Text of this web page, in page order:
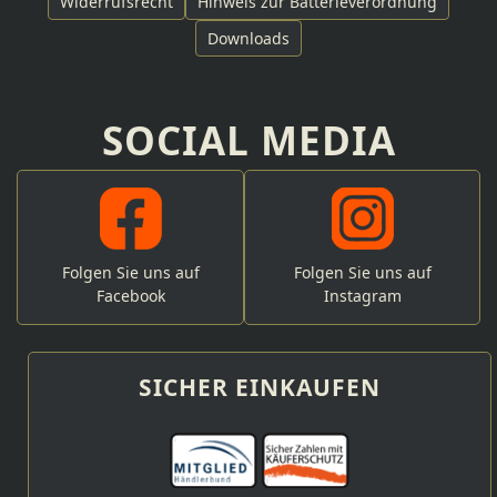
Downloads
SOCIAL MEDIA
Folgen Sie uns auf
Facebook
Folgen Sie uns auf
Instagram
SICHER EINKAUFEN